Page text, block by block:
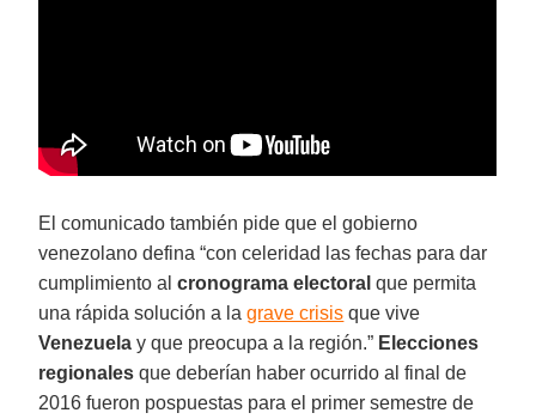
El comunicado también pide que el gobierno
venezolano defina “con celeridad las fechas para dar
cumplimiento alcronograma electoral que permita
una rápida solución a lagrave crisis que vive
Venezuela y que preocupa a la región.” Elecciones
regionales que deberían haber ocurrido al final de
2016 fueron pospuestas para el primer semestre de